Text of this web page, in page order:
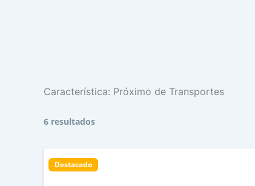
Característica: Próximo de Transportes
6 resultados
Destacado